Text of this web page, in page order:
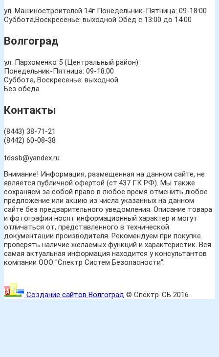
ул. Машиностроителей 14г Понедельник-Пятница: 09-18:00
Суббота,Воскресенье: выходной Обед с 13:00 до 14:00
Волгоград
ул. Пархоменко 5 (Центральный район)
Понедельник-Пятница: 09-18:00
Суббота, Воскресенье: выходной
Без обеда
Контакты
(8443) 38-71-21
(8442) 60-08-38
tdssb@yandex.ru
Внимание! Информация, размещенная на данном сайте, не
является публичной офертой (ст.437 ГК РФ). Мы также
сохраняем за собой право в любое время отменить любое
предложение или акцию из числа указанных на данном
сайте без предварительного уведомления. Описание товара
и фотографии носят информационный характер и могут
отличаться от, представленного в технической
документации производителя. Рекомендуем при покупке
проверять наличие желаемых функций и характеристик. Вся
самая актуальная информация находится у консультантов
компании ООО "Спектр Систем Безопасности".
Создание сайтов Волгоград © Спектр-СБ 2016